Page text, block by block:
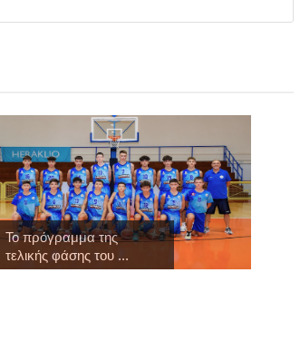
Το πρόγραμμα της
τελικής φάσης του ...